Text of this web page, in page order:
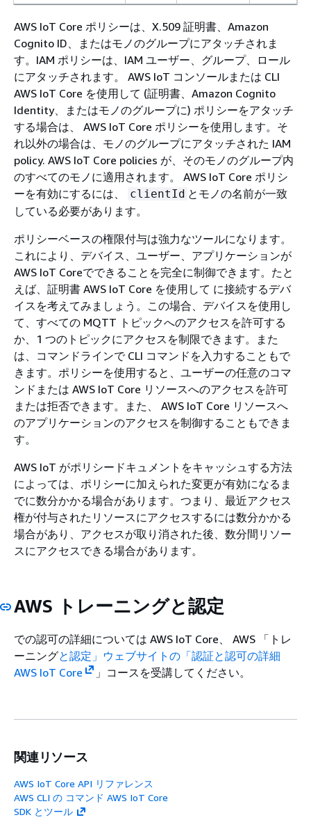
AWS IoT Core ポリシーは、X.509 証明書、Amazon
Cognito ID、またはモノのグループにアタッチされま
す。IAM ポリシーは、IAM ユーザー、グループ、ロール
にアタッチされます。 AWS IoT コンソールまたは CLI
AWS IoT Core を使用して (証明書、Amazon Cognito
Identity、またはモノのグループに) ポリシーをアタッチ
する場合は、 AWS IoT Core ポリシーを使用します。そ
れ以外の場合は、モノのグループにアタッチされた IAM
policy. AWS IoT Core policies が、そのモノのグループ内
のすべてのモノに適用されます。 AWS IoT Core ポリシ
ーを有効にするには、
clientId とモノの名前が一致
している必要があります。
ポリシーベースの権限付与は強力なツールになります。
これにより、デバイス、ユーザー、アプリケーションが
AWS IoT Coreでできることを完全に制御できます。たと
えば、証明書 AWS IoT Core を使用して に接続するデバ
イスを考えてみましょう。この場合、デバイスを使用し
て、すべての MQTT トピックへのアクセスを許可する
か、1 つのトピックにアクセスを制限できます。また
は、コマンドラインで CLI コマンドを入力することもで
きます。ポリシーを使用すると、ユーザーの任意のコマ
ンドまたは AWS IoT Core リソースへのアクセスを許可
または拒否できます。また、 AWS IoT Core リソースへ
のアプリケーションのアクセスを制御することもできま
す。
AWS IoT がポリシードキュメントをキャッシュする方法
によっては、ポリシーに加えられた変更が有効になるま
でに数分かかる場合があります。つまり、最近アクセス
権が付与されたリソースにアクセスするには数分かかる
場合があり、アクセスが取り消された後、数分間リソー
スにアクセスできる場合があります。
AWS トレーニングと認定
での認可の詳細については AWS IoT Core、 AWS 「トレ
ーニングと認定」ウェブサイトの「認証と認可の詳細
AWS IoT Core
」コースを受講してください。
関連リソース
AWS IoT Core API リファレンス
AWS CLI の コマンド AWS IoT Core
SDK とツール